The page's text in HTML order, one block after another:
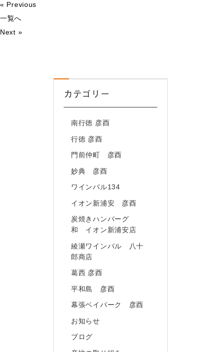
« Previous
一覧へ
Next »
カテゴリー
南行徳 彦酉
行徳 彦酉
門前仲町 彦酉
妙典 彦酉
ワインバル134
イオン新浦安 彦酉
炭焼きハンバーグ
和 イオン新浦安店
綾瀬ワインバル 八十
郎商店
葛西 彦酉
平和島 彦酉
幕張ベイパーク 彦酉
お知らせ
ブログ